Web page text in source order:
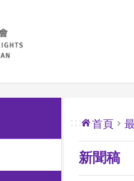
::: 首頁
新聞稿